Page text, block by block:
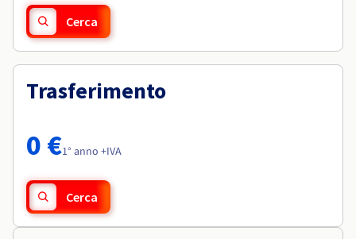
Cerca
Trasferimento
0 €1° anno +IVA
Cerca